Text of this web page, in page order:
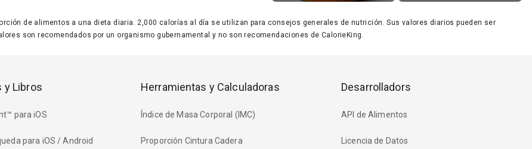
de alimentos a una dieta diaria. 2,000 calorías al día se utilizan para consejos generales de nutrición. Sus valores diarios pueden ser
son recomendados por un organismo gubernamental y no son recomendaciones de CalorieKing.
y Libros
para iOS
para iOS / Android
Herramientas y Calculadoras
Índice de Masa Corporal (IMC)
Proporción Cintura Cadera
Desarrolladors
API de Alimentos
Licencia de Datos